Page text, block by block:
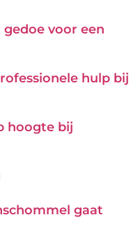
voor een
hulp bij
hoogte bij
gaat